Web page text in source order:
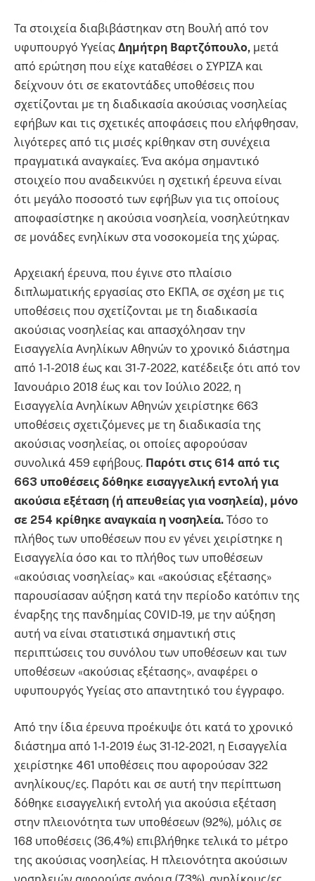
Τα στοιχεία διαβιβάστηκαν στη Βουλή από τον
υφυπουργό Υγείας Δημήτρη Βαρτζόπουλο, μετά
από ερώτηση που είχε καταθέσει ο ΣΥΡΙΖΑ και
δείχνουν ότι σε εκατοντάδες υποθέσεις που
σχετίζονται με τη διαδικασία ακούσιας νοσηλείας
εφήβων και τις σχετικές αποφάσεις που ελήφθησαν,
λιγότερες από τις μισές κρίθηκαν στη συνέχεια
πραγματικά αναγκαίες. Ένα ακόμα σημαντικό
στοιχείο που αναδεικνύει η σχετική έρευνα είναι
ότι μεγάλο ποσοστό των εφήβων για τις οποίους
αποφασίστηκε η ακούσια νοσηλεία, νοσηλεύτηκαν
σε μονάδες ενηλίκων στα νοσοκομεία της χώρας.
Αρχειακή έρευνα, που έγινε στο πλαίσιο
διπλωματικής εργασίας στο ΕΚΠΑ, σε σχέση με τις
υποθέσεις που σχετίζονται με τη διαδικασία
ακούσιας νοσηλείας και απασχόλησαν την
Εισαγγελία Ανηλίκων Αθηνών το χρονικό διάστημα
από 1-1-2018 έως και 31-7-2022, κατέδειξε ότι από τον
Ιανουάριο 2018 έως και τον Ιούλιο 2022, η
Εισαγγελία Ανηλίκων Αθηνών χειρίστηκε 663
υποθέσεις σχετιζόμενες με τη διαδικασία της
ακούσιας νοσηλείας, οι οποίες αφορούσαν
συνολικά 459 εφήβους. Παρότι στις 614 από τις
663 υποθέσεις δόθηκε εισαγγελική εντολή για
ακούσια εξέταση (ή απευθείας για νοσηλεία), μόνο
σε 254 κρίθηκε αναγκαία η νοσηλεία. Τόσο το
πλήθος των υποθέσεων που εν γένει χειρίστηκε η
Εισαγγελία όσο και το πλήθος των υποθέσεων
«ακούσιας νοσηλείας» και «ακούσιας εξέτασης»
παρουσίασαν αύξηση κατά την περίοδο κατόπιν της
έναρξης της πανδημίας C0VID-19, με την αύξηση
αυτή να είναι στατιστικά σημαντική στις
περιπτώσεις του συνόλου των υποθέσεων και των
υποθέσεων «ακούσιας εξέτασης», αναφέρει ο
υφυπουργός Υγείας στο απαντητικό του έγγραφο.
Από την ίδια έρευνα προέκυψε ότι κατά το χρονικό
διάστημα από 1-1-2019 έως 31-12-2021, η Εισαγγελία
χειρίστηκε 461 υποθέσεις που αφορούσαν 322
ανηλίκους/ες. Παρότι και σε αυτή την περίπτωση
δόθηκε εισαγγελική εντολή για ακούσια εξέταση
στην πλειονότητα των υποθέσεων (92%), μόλις σε
168 υποθέσεις (36,4%) επιβλήθηκε τελικά το μέτρο
της ακούσιας νοσηλείας. Η πλειονότητα ακούσιων